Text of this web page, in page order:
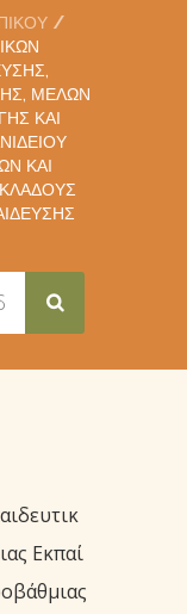
ΜΕΛΏΝ
ΚΑΙ
ΚΑΙ
Εκπαί